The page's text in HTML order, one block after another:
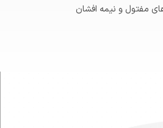
رشته با هادی های مفتول و نیمه افشان